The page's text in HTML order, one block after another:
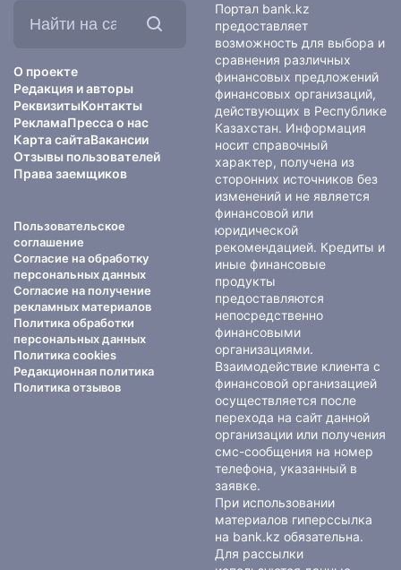
О проекте
Редакция и авторы
РеквизитыКонтакты
РекламаПресса о нас
Карта сайтаВакансии
Отзывы пользователей
Права заемщиков
Пользовательское
соглашение
Согласие на обработку
персональных данных
Согласие на получение
рекламных материалов
Политика обработки
персональных данных
Политика cookies
Редакционная политика
Политика отзывов
Портал bank.kz
предоставляет
возможность для выбора и
сравнения различных
финансовых предложений
финансовых организаций,
действующих в Республике
Казахстан. Информация
носит справочный
характер, получена из
сторонних источников без
изменений и не является
финансовой или
юридической
рекомендацией. Кредиты и
иные финансовые
продукты
предоставляются
непосредственно
финансовыми
организациями.
Взаимодействие клиента с
финансовой организацией
осуществляется после
перехода на сайт данной
организации или получения
смс-сообщения на номер
телефона, указанный в
заявке.
При использовании
материалов гиперссылка
на bank.kz обязательна.
Для рассылки